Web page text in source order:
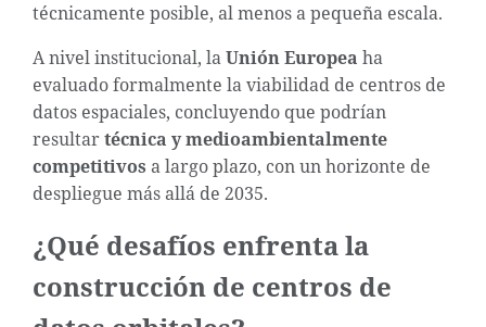
técnicamente posible, al menos a pequeña escala.
A nivel institucional, laUnión Europea ha
evaluado formalmente la viabilidad de centros de
datos espaciales, concluyendo que podrían
resultartécnica y medioambientalmente
competitivos a largo plazo, con un horizonte de
despliegue más allá de 2035.
¿Qué desafíos enfrenta la
construcción de centros de